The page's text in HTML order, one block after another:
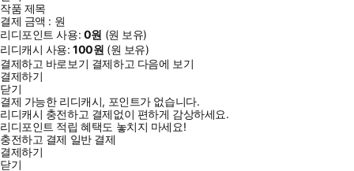
작품 제목
결제 금액 : 원
리디포인트 사용: 0원 (원 보유)
리디캐시 사용:100원 (원 보유)
결제하고 바로보기 결제하고 다음에 보기
결제하기
닫기
결제 가능한 리디캐시, 포인트가 없습니다.
리디캐시 충전하고 결제없이 편하게 감상하세요.
리디포인트 적립 혜택도 놓치지 마세요!
충전하고 결제 일반 결제
결제하기
닫기